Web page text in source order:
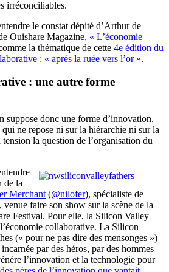
irréconciliables.
le constat dépité d’Arthur de
Ouishare Magazine, « L’économie
la thématique de cette 4e édition du
: « après la ruée vers l’or ».
: une autre forme
suppose donc une forme d’innovation,
ne repose ni sur la hiérarchie ni sur la
la question de l’organisation du
de la
Merchant (@nilofer), spécialiste de
faire son show sur la scène de la
Festival. Pour elle, la Silicon Valley
collaborative. La Silicon
(« pour ne pas dire des mensonges »)
par des héros, par des hommes
l’innovation et la technologie pour